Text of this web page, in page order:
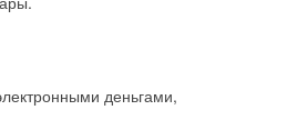
деньгами,